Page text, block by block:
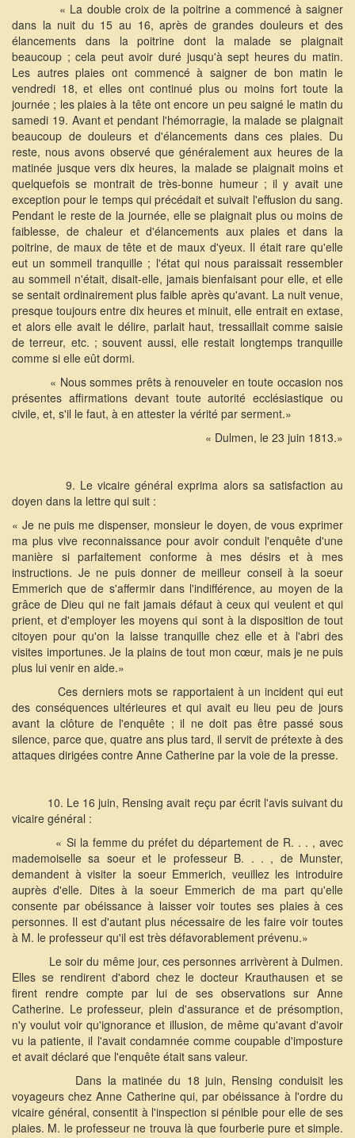
« La double croix de la poitrine a commencé à saigner
dans la nuit du 15 au 16, après de grandes douleurs et des
élancements dans la poitrine dont la malade se plaignait
beaucoup ; cela peut avoir duré jusqu'à sept heures du matin.
Les autres plaies ont commencé à saigner de bon matin le
vendredi 18, et elles ont continué plus ou moins fort toute la
journée ; les plaies à la tête ont encore un peu saigné le matin du
samedi 19. Avant et pendant l'hémorragie, la malade se plaignait
beaucoup de douleurs et d'élancements dans ces plaies. Du
reste, nous avons observé que généralement aux heures de la
matinée jusque vers dix heures, la malade se plaignait moins et
quelquefois se montrait de très-bonne humeur ; il y avait une
exception pour le temps qui précédait et suivait l'effusion du sang.
Pendant le reste de la journée, elle se plaignait plus ou moins de
faiblesse, de chaleur et d'élancements aux plaies et dans la
poitrine, de maux de tête et de maux d'yeux. Il était rare qu'elle
eut un sommeil tranquille ; l'état qui nous paraissait ressembler
au sommeil n'était, disait-elle, jamais bienfaisant pour elle, et elle
se sentait ordinairement plus faible après qu'avant. La nuit venue,
presque toujours entre dix heures et minuit, elle entrait en extase,
et alors elle avait le délire, parlait haut, tressaillait comme saisie
de terreur, etc. ; souvent aussi, elle restait longtemps tranquille
comme si elle eût dormi.
« Nous sommes prêts à renouveler en toute occasion nos
présentes affirmations devant toute autorité ecclésiastique ou
civile, et, s'il le faut, à en attester la vérité par serment.»
« Dulmen, le 23 juin 1813.»
9. Le vicaire général exprima alors sa satisfaction au
doyen dans la lettre qui suit :
« Je ne puis me dispenser, monsieur le doyen, de vous exprimer
ma plus vive reconnaissance pour avoir conduit l'enquête d'une
manière si parfaitement conforme à mes désirs et à mes
instructions. Je ne puis donner de meilleur conseil à la soeur
Emmerich que de s'affermir dans l'indifférence, au moyen de la
grâce de Dieu qui ne fait jamais défaut à ceux qui veulent et qui
prient, et d'employer les moyens qui sont à la disposition de tout
citoyen pour qu'on la laisse tranquille chez elle et à l'abri des
visites importunes. Je la plains de tout mon cœur, mais je ne puis
plus lui venir en aide.»
Ces derniers mots se rapportaient à un incident qui eut
des conséquences ultérieures et qui avait eu lieu peu de jours
avant la clôture de l'enquête ; il ne doit pas être passé sous
silence, parce que, quatre ans plus tard, il servit de prétexte à des
attaques dirigées contre Anne Catherine par la voie de la presse.
10. Le 16 juin, Rensing avait reçu par écrit l'avis suivant du
vicaire général :
« Si la femme du préfet du département de R. . . , avec
mademoiselle sa soeur et le professeur B. . . , de Munster,
demandent à visiter la soeur Emmerich, veuillez les introduire
auprès d'elle. Dites à la soeur Emmerich de ma part qu'elle
consente par obéissance à laisser voir toutes ses plaies à ces
personnes. Il est d'autant plus nécessaire de les faire voir toutes
à M. le professeur qu'il est très défavorablement prévenu.»
Le soir du même jour, ces personnes arrivèrent à Dulmen.
Elles se rendirent d'abord chez le docteur Krauthausen et se
firent rendre compte par lui de ses observations sur Anne
Catherine. Le professeur, plein d'assurance et de présomption,
n'y voulut voir qu'ignorance et illusion, de même qu'avant d'avoir
vu la patiente, il l'avait condamnée comme coupable d'imposture
et avait déclaré que l'enquête était sans valeur.
Dans la matinée du 18 juin, Rensing conduisit les
voyageurs chez Anne Catherine qui, par obéissance à l'ordre du
vicaire général, consentit à l'inspection si pénible pour elle de ses
plaies. M. le professeur ne trouva là que fourberie pure et simple.